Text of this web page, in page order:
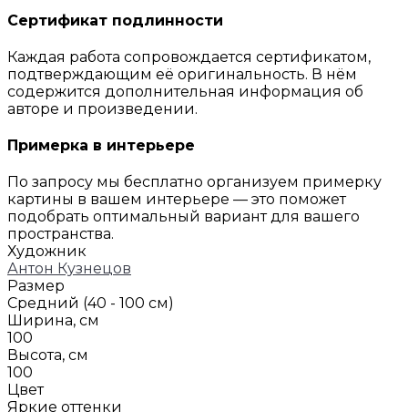
Сертификат подлинности
Каждая работа сопровождается сертификатом,
подтверждающим её оригинальность. В нём
содержится дополнительная информация об
авторе и произведении.
Примерка в интерьере
По запросу мы бесплатно организуем примерку
картины в вашем интерьере — это поможет
подобрать оптимальный вариант для вашего
пространства.
Художник
Антон Кузнецов
Размер
Средний (40 - 100 см)
Ширина, см
100
Высота, см
100
Цвет
Яркие оттенки